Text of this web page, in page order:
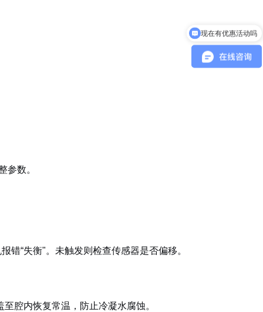
参数。
错“失衡"。未触发则检查传感器是否偏移。
腔内恢复常温，防止冷凝水腐蚀。
现在有优惠活动吗